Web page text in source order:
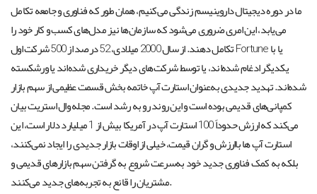
ما در دوره دیجیتال داروینیسم زندگی می‌کنیم، همان طور که فناوری و جامعه تکامل
می‌یابد، این امری ضروری می‌شود که سازمان‌ها نیز مدل‌های کسب و کار خود را
تکامل دهند. از سال 2000 میلادی، 52 درصد از 500 شرکت اول Fortune یا با
یکدیگر ادغام شده‌اند، یا توسط شرکت‌های دیگر خریداری شده‌اند یا ورشکسته
شده‌اند. تهدید جدیدی به‌عنوان استارت آپ خاتمه بخش قسمت عظیمی از سهم بازار
کمپانی‌های قدیمی بوده است و این روند رو به رشد است. مجله وال استریت بیان
می‌کند که ارزش حدوداً 100 استارت آپ در آمریکا بیش از 1 میلیارد دلار است، این
استارت آپ ها باارزش و گران قیمت، خیلی از اوقات بازار جدیدی را ایجاد نمی‌کنند،
بلکه به کمک فناوری جدید خود به‌سرعت شروع به گرفتن سهم بازارهای قدیمی و
مشتریان را قانع به تجربه‌های جدید می‌کنند.